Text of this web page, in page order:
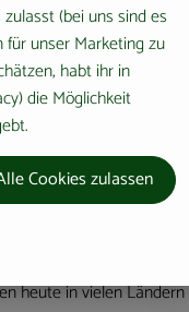
Würzgemüse aus der
her?
aus Vorderasien
stammt von der
einschifften bzw. an Land
heute in vielen
(bei uns sind es
unser Marketing zu
habt ihr in
die Möglichkeit
Cookies zulassen